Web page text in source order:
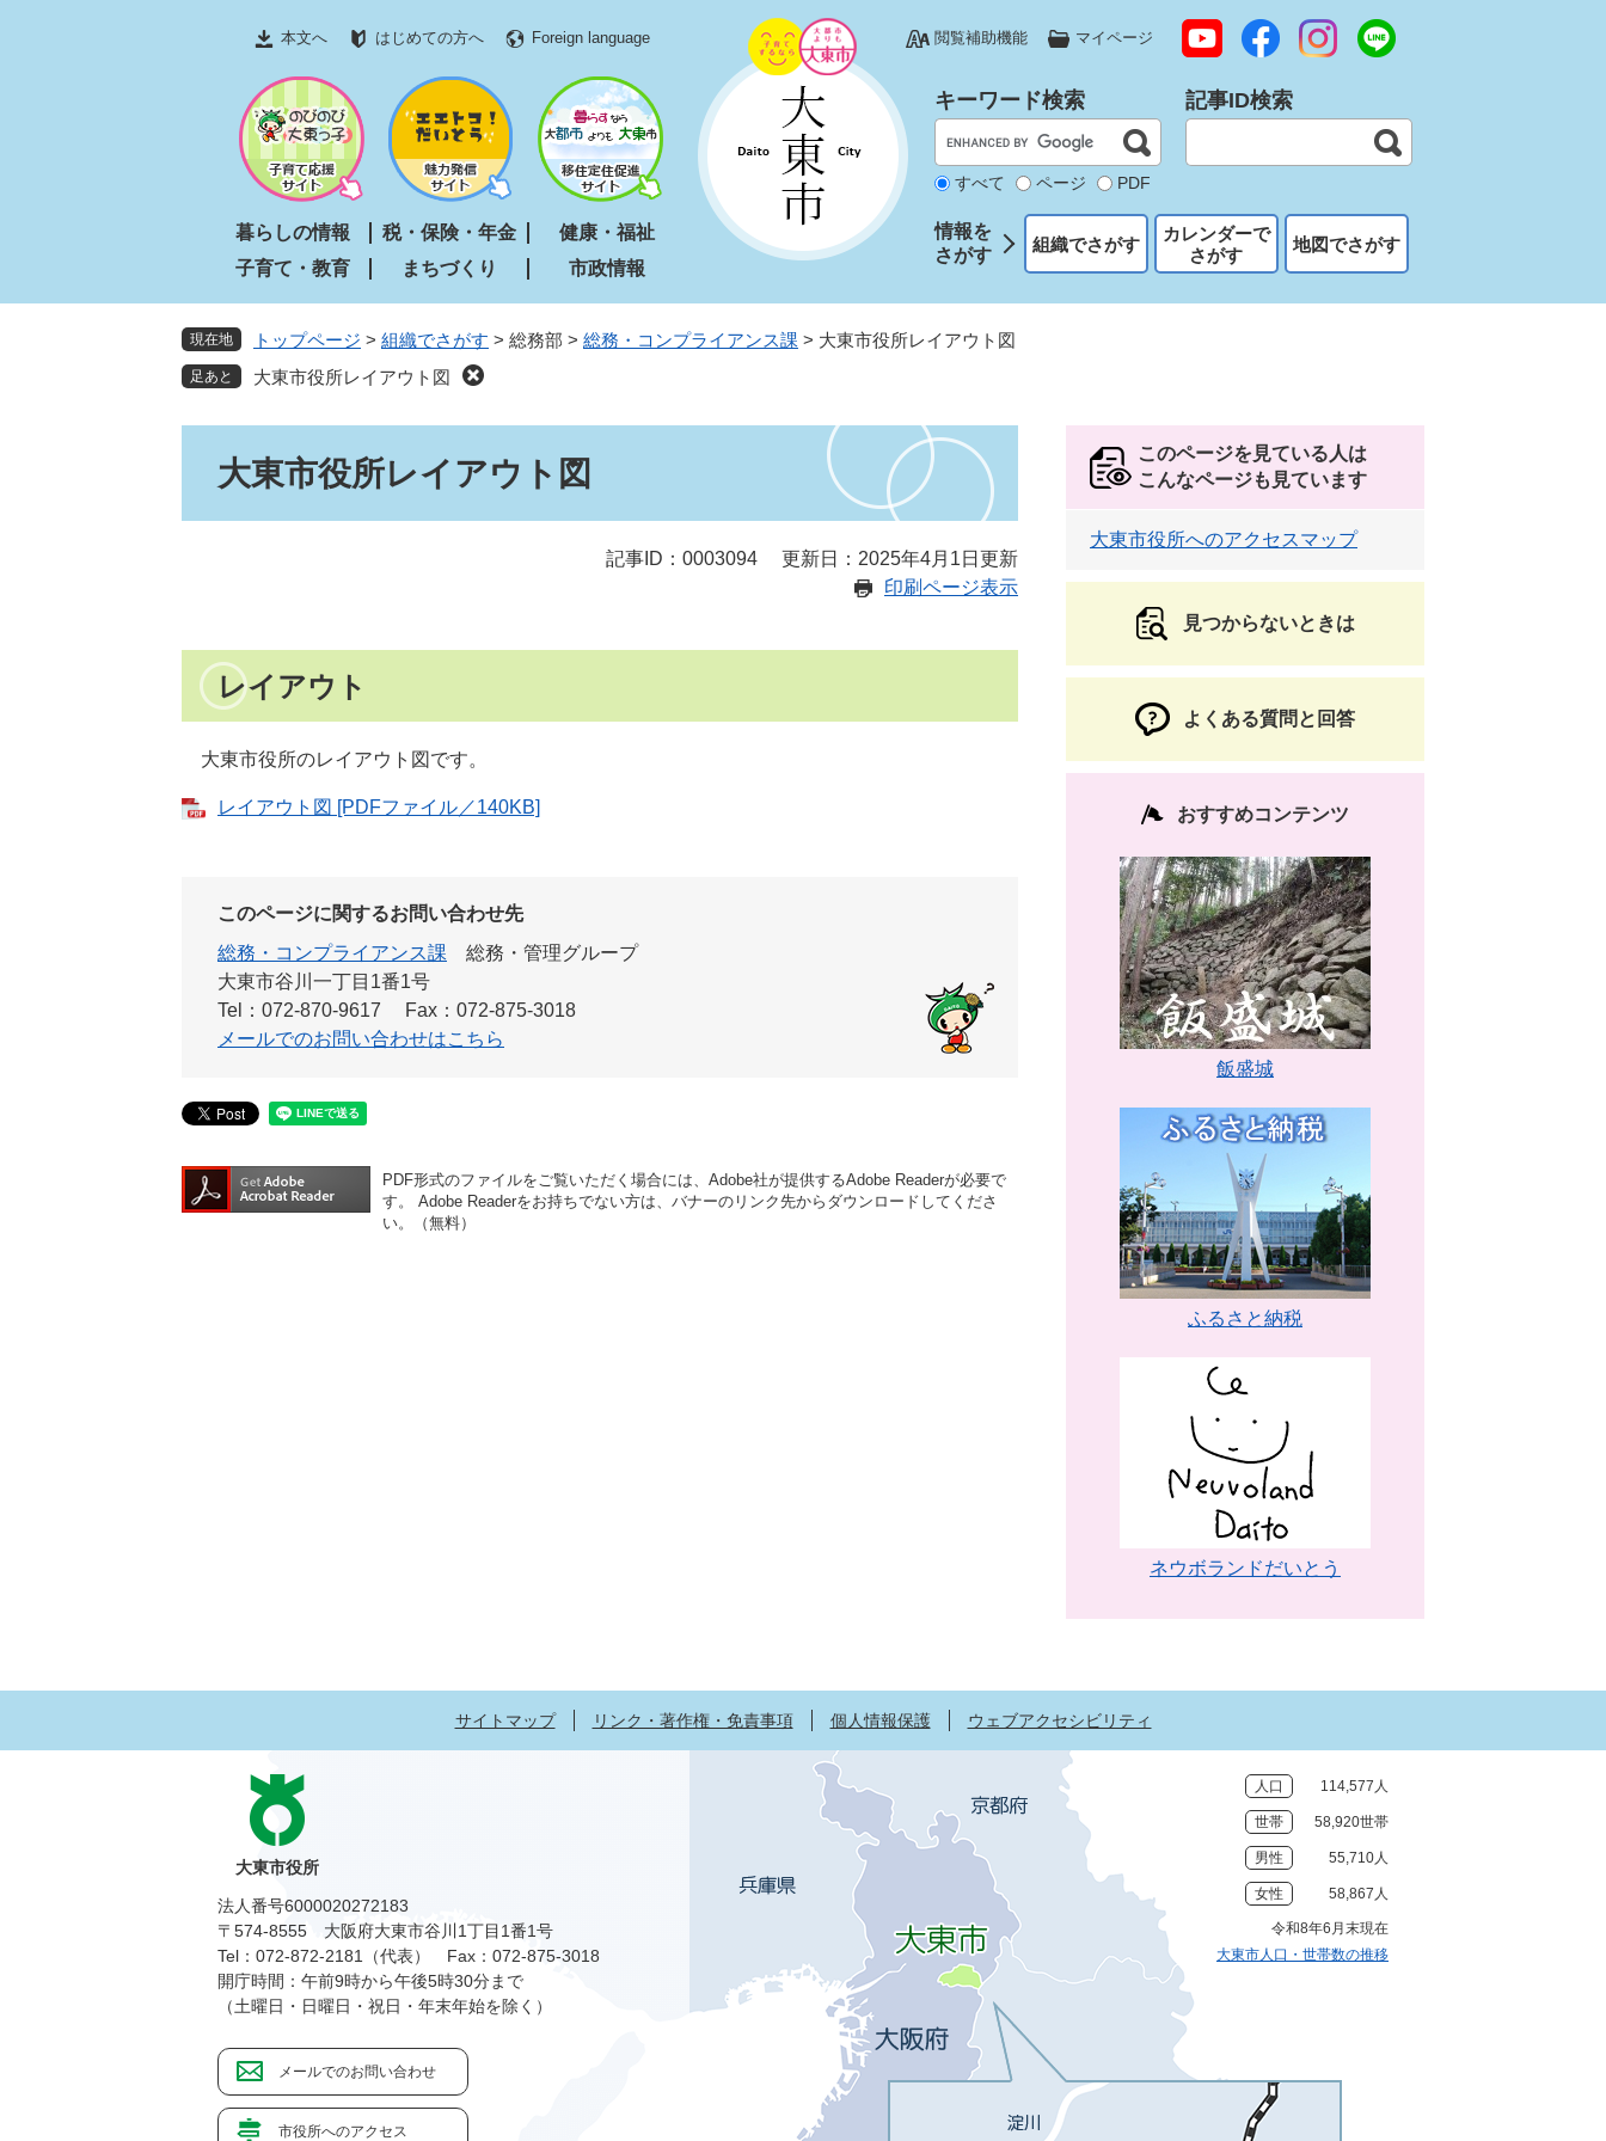
文
本文へ はじめての方へ Foreign language 閲覧補助機能 マイページ
暮らしの情報 税・保険・年金
健康・福祉
子育て・教育
まちづくり 市政情報
キーワード検索
すべて ページ PDF
記事ID検索
情報を
さがす
組織でさがす
カレンダーで
さがす
地図でさがす
現在地 トップページ > 組織でさがす > 総務部 > 総務・コンプライアンス課 > 大東市役所レイアウト図
大東市役所レイアウト図
大東市役所レイアウト図
記事ID：0003094
更新日：2025年4月1日更新
印刷ページ表示
レイアウト
大東市役所のレイアウト図です。
レイアウト図 [PDFファイル／140KB]
このページに関するお問い合わせ先
総務・コンプライアンス課
総務・管理グループ
大東市谷川一丁目1番1号
Tel：072-870-9617
Fax：072-875-3018
メールでのお問い合わせはこちら
PDF形式のファイルをご覧いただく場合には、Adobe社が提供するAdobe Readerが必要で
す。
Adobe Readerをお持ちでない方は、バナーのリンク先からダウンロードしてくださ
い。（無料）
このページを見ている人は
こんなページも見ています
大東市役所へのアクセスマップ
見つからないときは
よくある質問と回答
おすすめコンテンツ
飯盛城
ふるさと納税
ネウボランドだいとう
サイトマップ リンク・著作権・免責事項 個人情報保護 ウェブアクセシビリティ
人口 114,577人
世帯 58,920世帯
男性 55,710人
女性 58,867人
令和8年6月末現在
大東市人口・世帯数の推移
大東市役所
法人番号6000020272183
〒574-8555 大阪府大東市谷川1丁目1番1号
Tel：072-872-2181（代表）
Fax：072-875-3018
開庁時間：午前9時から午後5時30分まで
（土曜日・日曜日・祝日・年末年始を除く）
メールでのお問い合わせ
市役所へのアクセス